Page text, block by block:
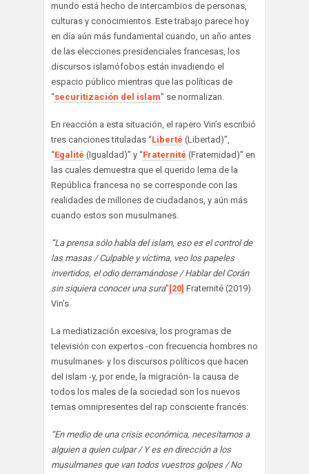
mundo está hecho de intercambios de personas,
culturas y conocimientos. Este trabajo parece hoy
en día aún más fundamental cuando, un año antes
de las elecciones presidenciales francesas, los
discursos islamófobos están invadiendo el
espacio público mientras que las políticas de
“securitización del islam” se normalizan.
En reacción a esta situación, el rapero Vin’s escribió
tres canciones tituladas “Liberté (Libertad)”,
“Egalité (Igualdad)” y “Fraternité (Fraternidad)” en
las cuales demuestra que el querido lema de la
República francesa no se corresponde con las
realidades de millones de ciudadanos, y aún más
cuando estos son musulmanes.
“La prensa sólo habla del islam, eso es el control de
las masas / Culpable y víctima, veo los papeles
invertidos, el odio derramándose / Hablar del Corán
sin siquiera conocer una sura” [20] Fraternité (2019)
Vin’s
La mediatización excesiva, los programas de
televisión con expertos -con frecuencia hombres no
musulmanes- y los discursos políticos que hacen
del islam -y, por ende, la migración- la causa de
todos los males de la sociedad son los nuevos
temas omnipresentes del rap consciente francés:
“En medio de una crisis económica, necesitamos a
alguien a quien culpar / Y es en dirección a los
musulmanes que van todos vuestros golpes / No